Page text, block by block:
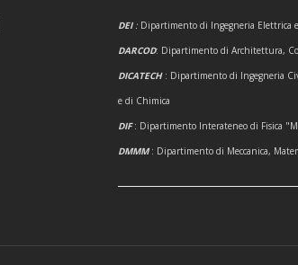
DEI : Dipartimento di Ingegneria Elettrica
DARCOD: Dipartimento di Architettura,
DICATECH : Dipartimento di Ingegneria
e di Chimica
DIF: Dipartimento Interateneo di Fisica
DMMM: Dipartimento di Meccanica,